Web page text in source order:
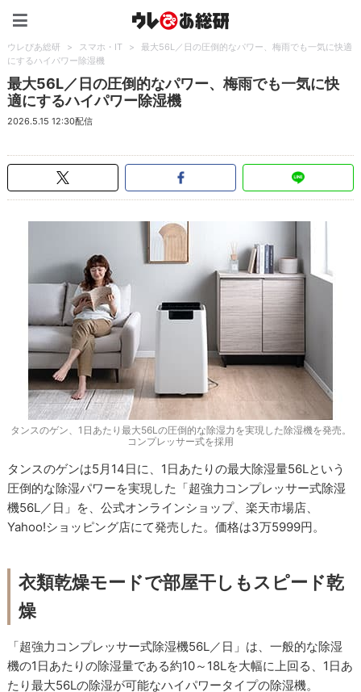
ウレぴあ総研 > スマホ・IT >
最大56L／日の圧倒的なパワー、梅雨でも一気に快適
にするハイパワー除湿機
最大56L／日の圧倒的なパワー、梅雨でも一気に快
適にするハイパワー除湿機
2026.5.15 12:30配信
タンスのゲン、1日あたり最大56Lの圧倒的な除湿力を実現した除湿機を発売。
コンプレッサー式を採用
タンスのゲンは5月14日に、1日あたりの最大除湿量56Lという
圧倒的な除湿パワーを実現した「超強力コンプレッサー式除湿
機56L／日」を、公式オンラインショップ、楽天市場店、
Yahoo!ショッピング店にて発売した。価格は3万5999円。
衣類乾燥モードで部屋干しもスピード乾
燥
「超強力コンプレッサー式除湿機56L／日」は、一般的な除湿
機の1日あたりの除湿量である約10～18Lを大幅に上回る、1日あ
たり最大56Lの除湿が可能なハイパワータイプの除湿機。